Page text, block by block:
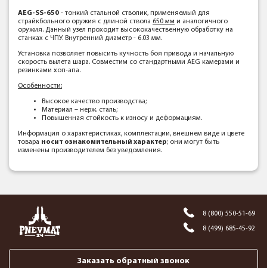
AEG-SS-650 - тонкий стальной стволик, применяемый для
страйкбольного оружия с длиной ствола 650 мм и аналогичного
оружия. Данный узел проходит высококачественную обработку на
станках с ЧПУ. Внутренний диаметр - 6.03 мм.
Установка позволяет повысить кучность боя привода и начальную
скорость вылета шара. Совместим со стандартными AEG камерами и
резинками хоп-апа.
Особенности:
Высокое качество производства;
Материал – нерж. сталь;
Повышенная стойкость к износу и деформациям.
Информация о характеристиках, комплектации, внешнем виде и цвете
товара носит ознакомительный характер; они могут быть
изменены производителем без уведомления.
8 (800) 550-51-69
8 (499) 685-45-92
Заказать обратный звонок